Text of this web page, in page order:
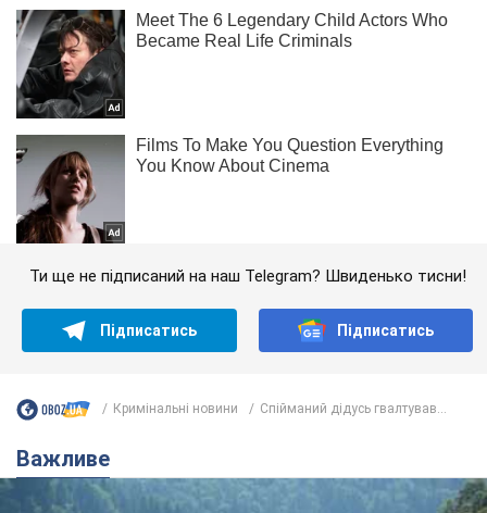
Ти ще не підписаний на наш Telegram? Швиденько тисни!
Підписатись Підписатись
Кримінальні новини Спійманий дідусь гвалтував...
Важливе